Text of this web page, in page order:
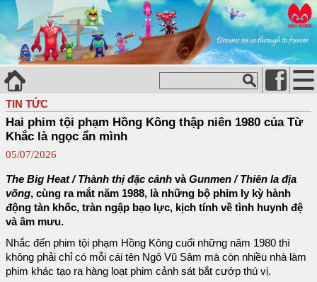
TIN TỨC
Hai phim tội phạm Hồng Kông thập niên 1980 của Từ
Khắc là ngọc ẩn mình
05/07/2026
The Big Heat / Thành thị đặc cảnh vàGunmen / Thiên la địa
võng, cùng ra mắt năm 1988, là những bộ phim ly kỳ hành
động tàn khốc, tràn ngập bạo lực, kịch tính về tình huynh đệ
và âm mưu.
Nhắc đến phim tội phạm Hồng Kông cuối những năm 1980 thì
không phải chỉ có mỗi cái tên Ngô Vũ Sâm mà còn nhiều nhà làm
phim khác tạo ra hàng loạt phim cảnh sát bắt cướp thú vị.